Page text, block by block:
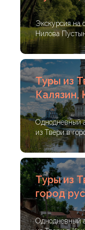
Экскурсия на
Нилова
Туры из
Калязин,
Однодневный
из Твери в
Туры из
город
Однодневный